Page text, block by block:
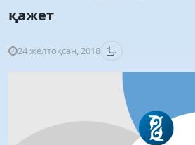
қажет
24 желтоқсан, 2018